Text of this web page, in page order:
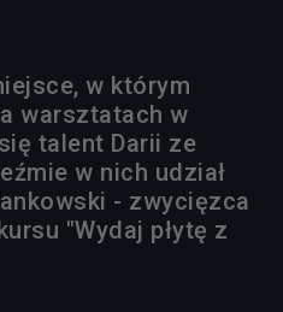
w którym
warsztatach w
talent Darii ze
w nich udział
- zwycięzca
"Wydaj płytę z